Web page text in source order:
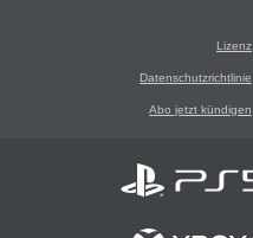
Lizenz
Datenschutzrichtlinie
Abo jetzt kündigen